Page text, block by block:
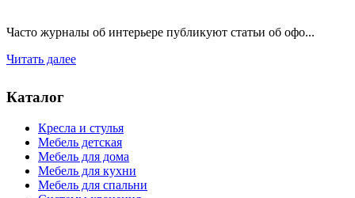
Часто журналы об интерьере публикуют статьи об офо...
Читать далее
Каталог
Кресла и стулья
Мебель детская
Мебель для дома
Мебель для кухни
Мебель для спальни